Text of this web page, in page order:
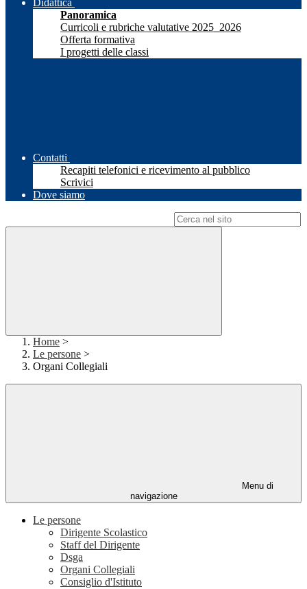
Didattica
Panoramica
Curricoli e rubriche valutative 2025_2026
Offerta formativa
I progetti delle classi
Contatti
Recapiti telefonici e ricevimento al pubblico
Scrivici
Dove siamo
Home >
Le persone >
Organi Collegiali
Menu di
navigazione
Le persone
Dirigente Scolastico
Staff del Dirigente
Dsga
Organi Collegiali
Consiglio d'Istituto